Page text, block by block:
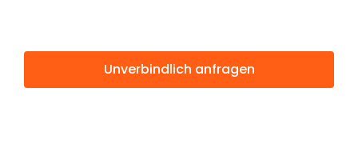
Unverbindlich anfragen